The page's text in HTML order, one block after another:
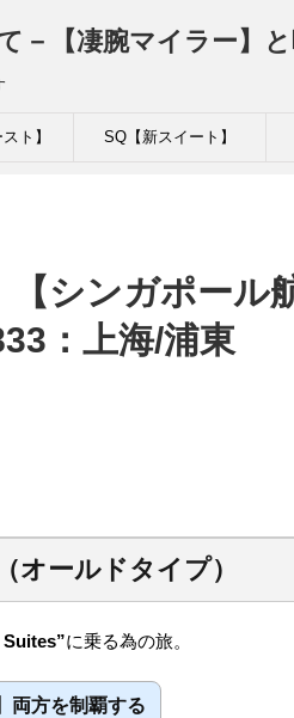
－【凄腕マイラー】
ト】 SQ【新スイート】
シンガポール
：上海/浦東
ールドタイプ）
Suites”に乗る為の旅。
両方を制覇する